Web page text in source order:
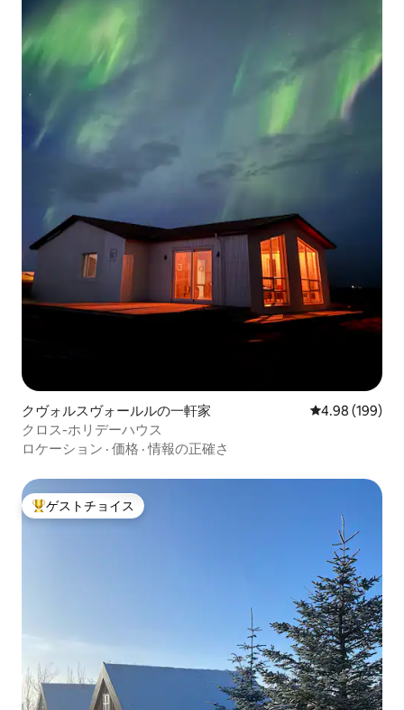
クヴォルスヴォールルの一軒家 レビュー199
4.98 (199)
クロス-ホリデーハウス
ロケーション · 価格 ·情報の正確さ
大好評のゲストチョイスです。
ゲストチョイス